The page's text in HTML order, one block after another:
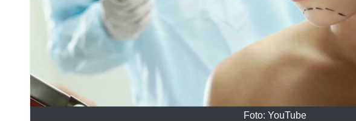
Foto: YouTube